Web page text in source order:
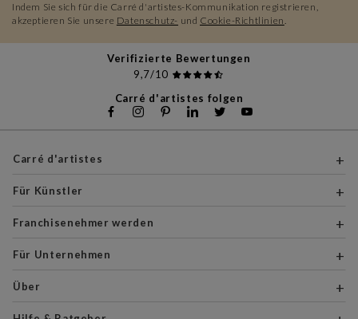
Indem Sie sich für die Carré d'artistes-Kommunikation registrieren,
akzeptieren Sie unsere Datenschutz- und Cookie-Richtlinien.
Verifizierte Bewertungen
9,7/10
Carré d'artistes folgen
Carré d'artistes
Für Künstler
Franchisenehmer werden
Für Unternehmen
Über